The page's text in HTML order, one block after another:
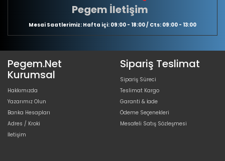
Pegem İletişim
Mesai Saatlerimiz: Hafta içi: 09:00 - 18:00 / Cts: 09:00 - 13:00
Pegem.Net
Kurumsal
Hakkımızda
Yazarımız Olun
Banka Hesapları
Adres / Kroki
İletişim
Sipariş Teslimat
Sipariş Süreci
Teslimat Kargo
Garanti & İade
Ödeme Seçenekleri
Mesafeli Satış Sözleşmesi